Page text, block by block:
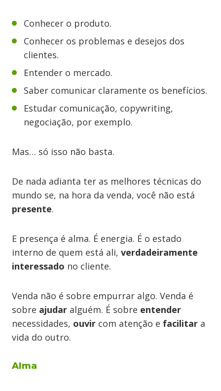
Conhecer o produto.
Conhecer os problemas e desejos dos
clientes.
Entender o mercado.
Saber comunicar claramente os benefícios.
Estudar comunicação, copywriting,
negociação, por exemplo.
Mas… só isso não basta.
De nada adianta ter as melhores técnicas do
mundo se, na hora da venda, você não está
presente.
E presença é alma. É energia. É o estado
interno de quem está ali, verdadeiramente
interessado no cliente.
Venda não é sobre empurrar algo. Venda é
sobre ajudar alguém. É sobre entender
necessidades, ouvir com atenção e facilitar a
vida do outro.
Alma